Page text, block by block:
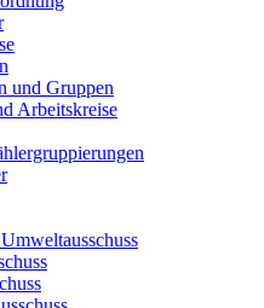
und Gruppen
Arbeitskreise